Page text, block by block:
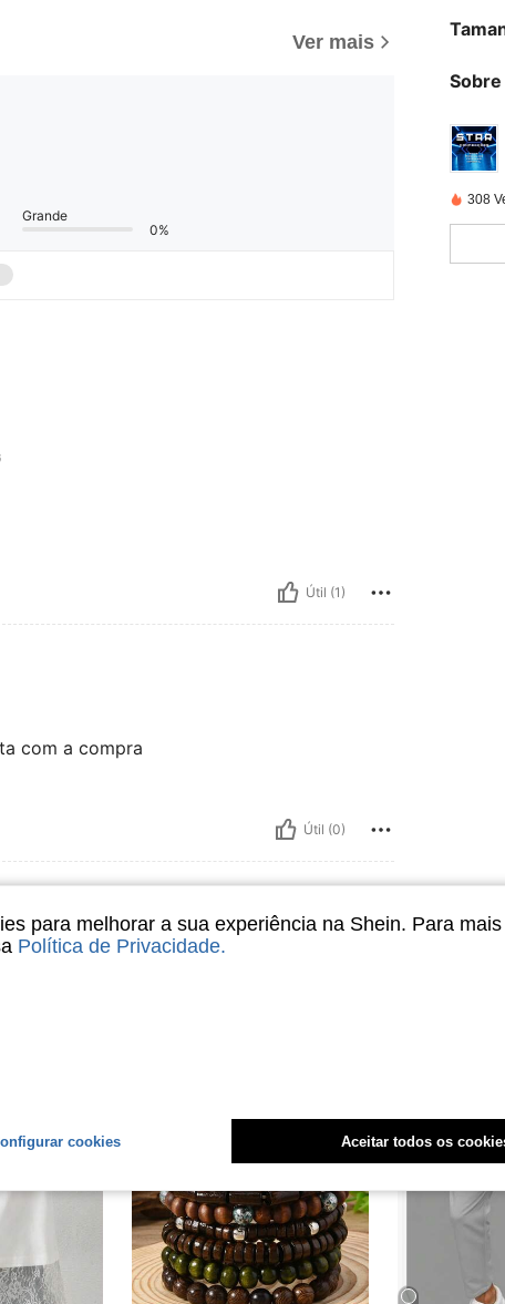
Ver mais
Grande
0%
Útil (1)
com a compra
Útil (0)
Sobre
308
para melhorar a sua experiência na Shein. Para
Política de Privacidade.
cookies Aceitar todos os